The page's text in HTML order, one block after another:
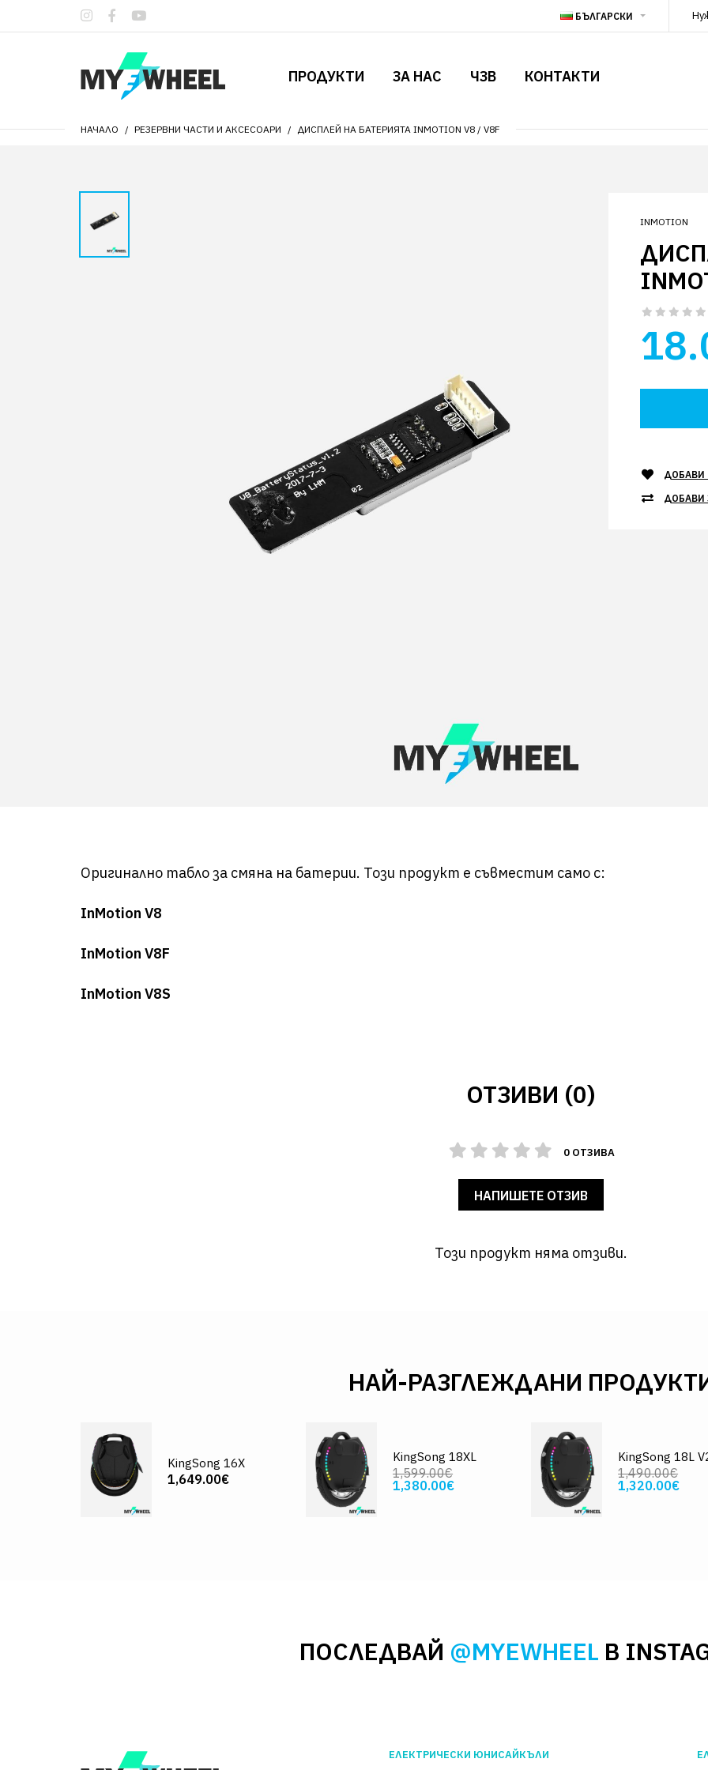
БЪЛГАРСКИ
ПРОДУКТИ ЗА НАС ЧЗВ КОНТАКТИ
НАЧАЛО РЕЗЕРВНИ ЧАСТИ И АКСЕСОАРИ ДИСПЛЕЙ НА БАТЕРИЯТА INMOTION V8 / V8F
INMOTION
ДОБАВИ
ДОБАВИ
Оригинално табло за смяна на батерии. Този продукт е съвместим само с:
InMotion V8
InMotion V8F
InMotion V8S
ОТЗИВИ (0)
0 ОТЗИВА
НАПИШЕТЕ ОТЗИВ
Този продукт няма отзиви.
НАЙ-РАЗГЛЕЖДАНИ
KingSong 16X
1,649.00€
KingSong 18XL
1,599.00€
1,380.00€
KingSong 18L
1,490.00€
1,320.00€
ПОСЛЕДВАЙ @MYEWHEEL В
ЕЛЕКТРИЧЕСКИ ЮНИСАЙКЪЛИ